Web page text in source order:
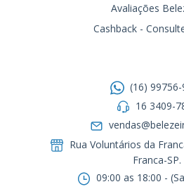
Avaliações
Cashback -
(16) 99756-
16 3409-
Rua Voluntários da
Franca-SP.ㅤㅤㅤㅤㅤㅤㅤㅤㅤㅤㅤ
09:00 as 18:00 -